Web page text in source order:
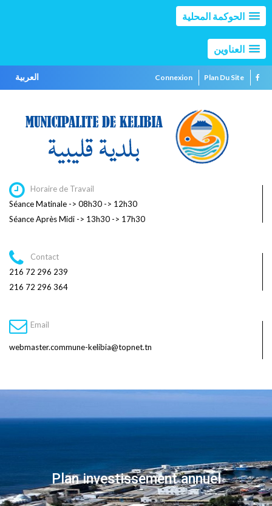
الحوكمة المحلية
العناوين
العربية Connexion Plan Du Site
Horaire de Travail
Séance Matinale -> 08h30 -> 12h30
Séance Après Midi -> 13h30 -> 17h30
Contact
216 72 296 239
216 72 296 364
Email
webmaster.commune-kelibia@topnet.tn
Plan investissement annuel